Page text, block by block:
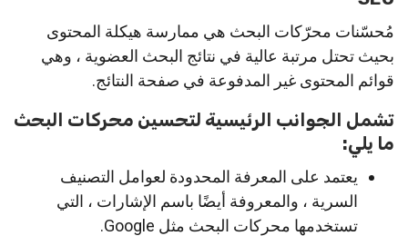
مُحسّنات محرّكات البحث هي ممارسة هيكلة المحتوى
بحيث تحتل مرتبة عالية في نتائج البحث العضوية ، وهي
قوائم المحتوى غير المدفوعة في صفحة النتائج.
تشمل الجوانب الرئيسية لتحسين محركات البحث
ما يلي:
يعتمد على المعرفة المحدودة لعوامل التصنيف
السرية ، والمعروفة أيضًا باسم الإشارات ، التي
تستخدمها محركات البحث مثل Google.